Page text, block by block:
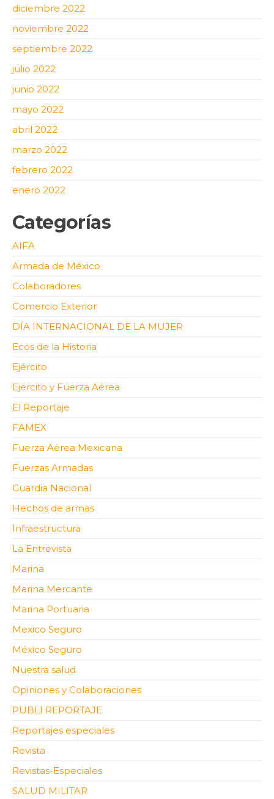
diciembre 2022
noviembre 2022
septiembre 2022
julio 2022
junio 2022
mayo 2022
abril 2022
marzo 2022
febrero 2022
enero 2022
Categorías
AIFA
Armada de México
Colaboradores
Comercio Exterior
DÍA INTERNACIONAL DE LA MUJER
Ecos de la Historia
Ejército
Ejército y Fuerza Aérea
El Reportaje
FAMEX
Fuerza Aérea Mexicana
Fuerzas Armadas
Guardia Nacional
Hechos de armas
Infraestructura
La Entrevista
Marina
Marina Mercante
Marina Portuaria
Mexico Seguro
México Seguro
Nuestra salud
Opiniones y Colaboraciones
PUBLI REPORTAJE
Reportajes especiales
Revista
Revistas-Especiales
SALUD MILITAR